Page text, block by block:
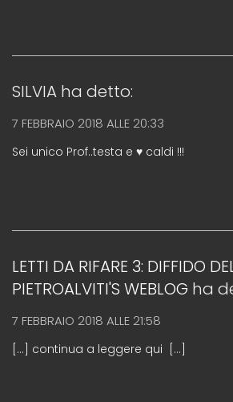
SILVIA ha detto:
7 FEBBRAIO 2018 ALLE 20:33
Sei unico Prof..testa e ♥ caldi !!!
LETTI DA RIFARE 3: DIFFIDO
PIETROALVITI'S WEBLOG ha
7 FEBBRAIO 2018 ALLE 21:58
[…] continua a leggere qui […]